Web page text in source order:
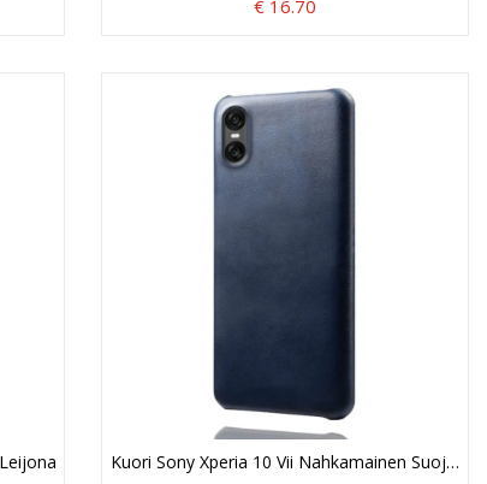
€ 16.70
Kuori Sony Xperia 10 Vii Nahkamainen